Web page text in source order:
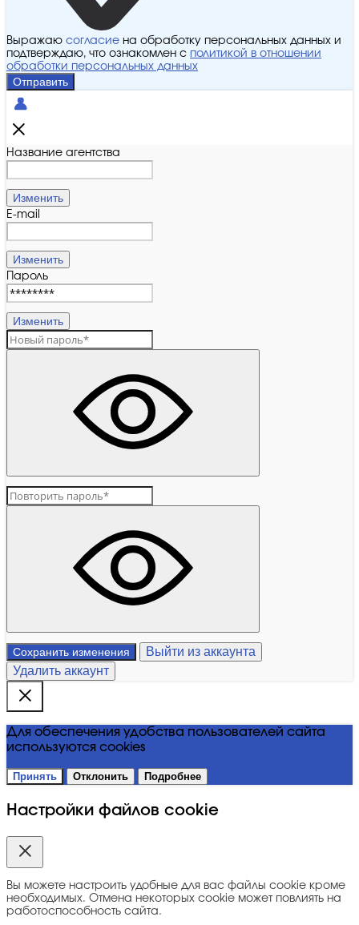
Выражаю согласие на обработку персональных данных и
подтверждаю, что ознакомлен с политикой в отношении
обработки персональных данных
Отправить
Название агентства
Изменить
E-mail
Изменить
Пароль
Изменить
Сохранить изменения
Выйти из аккаунта
Удалить аккаунт
Для обеспечения удобства пользователей сайта
используются cookies
Принять Отклонить Подробнее
Настройки файлов cookie
Вы можете настроить удобные для вас файлы cookie кроме
необходимых. Отмена некоторых cookie может повлиять на
работоспособность сайта.